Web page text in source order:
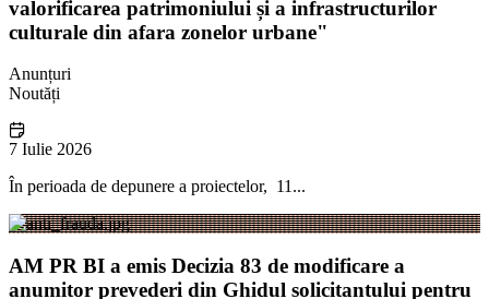
valorificarea patrimoniului și a infrastructurilor
culturale din afara zonelor urbane"
Anunțuri
Noutăți
7 Iulie 2026
În perioada de depunere a proiectelor, 11...
AM PR BI a emis Decizia 83 de modificare a
anumitor prevederi din Ghidul solicitantului pentru